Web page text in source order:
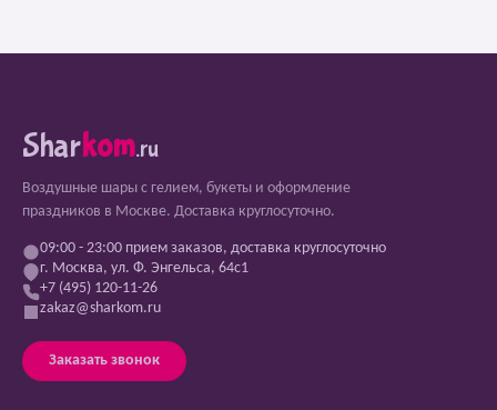
Sharkom.ru
Воздушные шары с гелием, букеты и оформление
праздников в Москве. Доставка круглосуточно.
09:00 - 23:00 прием заказов, доставка круглосуточно
г. Москва, ул. Ф. Энгельса, 64с1
+7 (495) 120-11-26
zakaz@sharkom.ru
Заказать звонок